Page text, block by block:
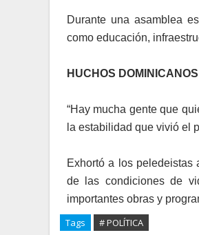
Durante una asamblea
como educación,
HUCHOS
“Hay mucha gente que
la estabilidad que vivió el
Exhortó a los
de las condiciones de
importantes obras y
Tags # POLÍTICA